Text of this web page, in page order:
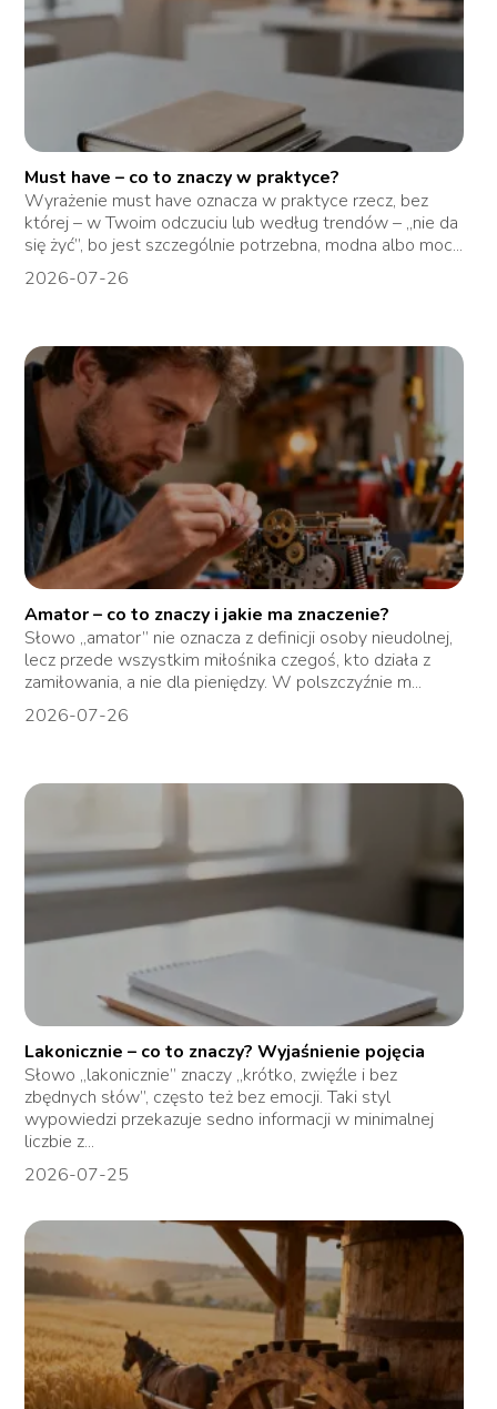
Must have – co to znaczy w praktyce?
Wyrażenie must have oznacza w praktyce rzecz, bez
której – w Twoim odczuciu lub według trendów – „nie da
się żyć”, bo jest szczególnie potrzebna, modna albo moc...
2026-07-26
Amator – co to znaczy i jakie ma znaczenie?
Słowo „amator” nie oznacza z definicji osoby nieudolnej,
lecz przede wszystkim miłośnika czegoś, kto działa z
zamiłowania, a nie dla pieniędzy. W polszczyźnie m...
2026-07-26
Lakonicznie – co to znaczy? Wyjaśnienie pojęcia
Słowo „lakonicznie” znaczy „krótko, zwięźle i bez
zbędnych słów”, często też bez emocji. Taki styl
wypowiedzi przekazuje sedno informacji w minimalnej
liczbie z...
2026-07-25